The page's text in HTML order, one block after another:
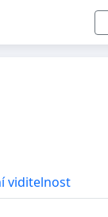
viditelnost